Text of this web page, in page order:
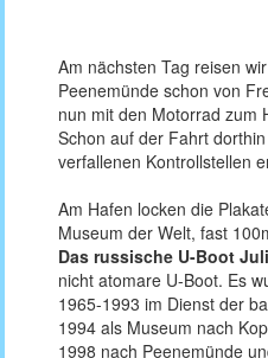
Am nächsten Tag reisen
Peenemünde schon von
nun mit den Motorrad zum
Schon auf der Fahrt
verfallenen Kontrollstellen
Am Hafen locken die
Museum der Welt, fast
Das russische U-Boot
nicht atomare U-Boot. Es
1965-1993 im Dienst der
1994 als Museum nach
1998 nach Peenemünde